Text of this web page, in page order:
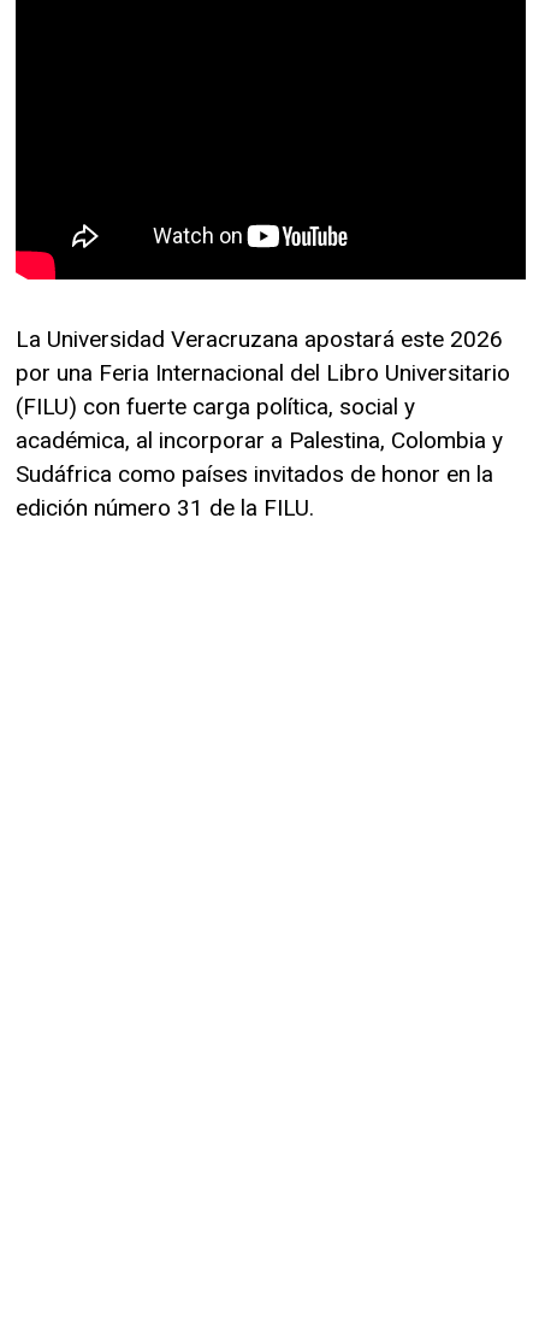
La Universidad Veracruzana apostará este 2026
por una Feria Internacional del Libro Universitario
(FILU) con fuerte carga política, social y
académica, al incorporar a Palestina, Colombia y
Sudáfrica como países invitados de honor en la
edición número 31 de la FILU.